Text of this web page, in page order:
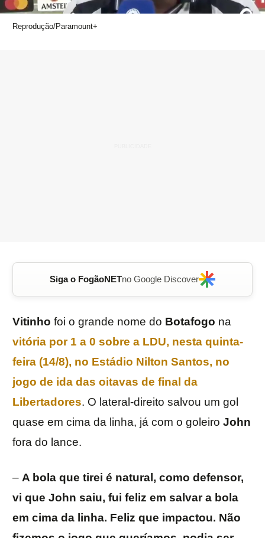
Reprodução/Paramount+
Siga o FogãoNETno Google Discover
Vitinho foi o grande nome do Botafogo na
vitória por 1 a 0 sobre a LDU, nesta quinta-
feira (14/8), no Estádio Nilton Santos, no
jogo de ida das oitavas de final da
Libertadores. O lateral-direito salvou um gol
quase em cima da linha, já com o goleiro John
fora do lance.
– A bola que tirei é natural, como defensor,
vi que John saiu, fui feliz em salvar a bola
em cima da linha. Feliz que impactou. Não